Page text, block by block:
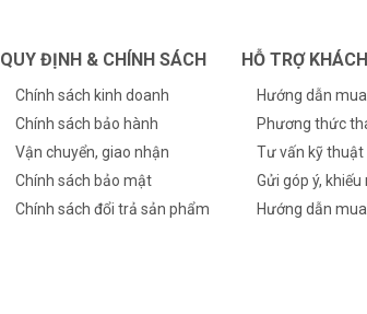
QUY ĐỊNH & CHÍNH SÁCH
Chính sách kinh doanh
Chính sách bảo hành
Vận chuyển, giao nhận
Chính sách bảo mật
Chính sách đổi trả sản phẩm
HỖ TRỢ
Hướng dẫn
Phương thức
Tư vấn kỹ thuật
Gửi góp ý, khiếu
Hướng dẫn